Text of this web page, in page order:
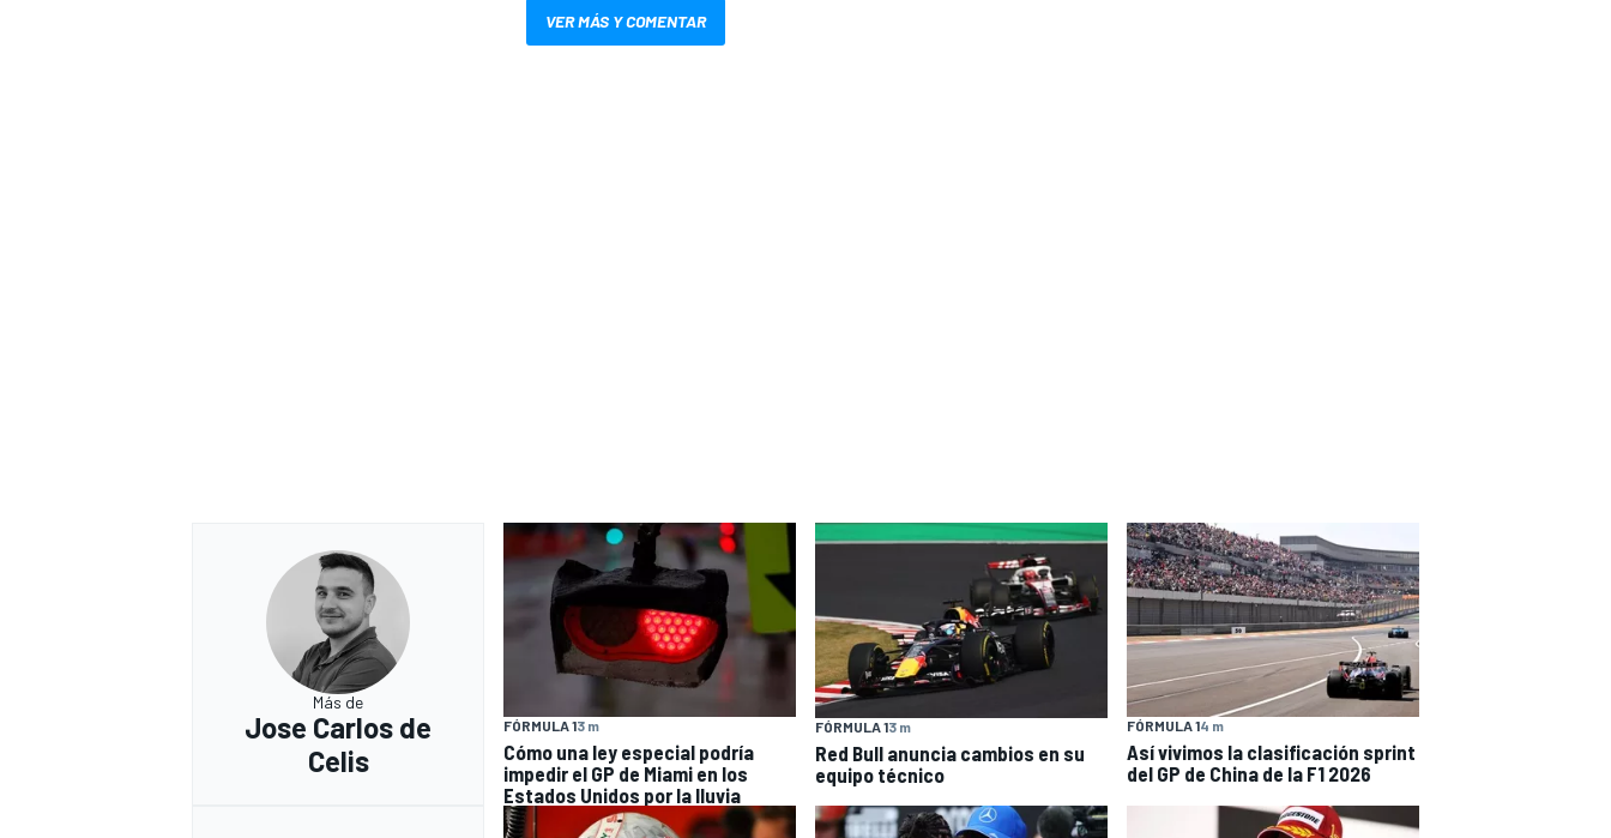
VER MÁS Y COMENTAR
Más de
Jose Carlos de
Celis
FÓRMULA 13 m
Cómo una ley especial podría
impedir el GP de Miami en los
Estados Unidos por la lluvia
FÓRMULA 13 m
Red Bull anuncia cambios en su
equipo técnico
FÓRMULA 14 m
Así vivimos la clasificación sprint
del GP de China de la F1 2026